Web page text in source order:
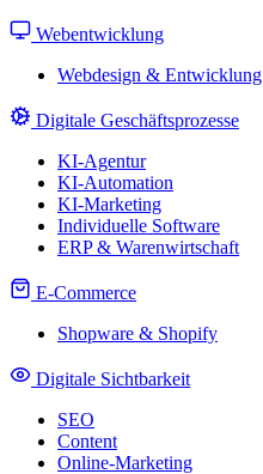
Webentwicklung
Webdesign & Entwicklung
Digitale Geschäftsprozesse
KI-Agentur
KI-Automation
KI-Marketing
Individuelle Software
ERP & Warenwirtschaft
E-Commerce
Shopware & Shopify
Digitale Sichtbarkeit
SEO
Content
Online-Marketing